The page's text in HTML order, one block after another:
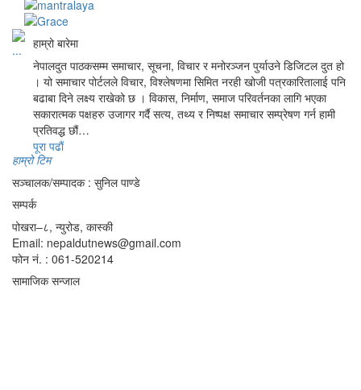
हाम्रो बारेमा
नेपालदुत पाठकसम्म समाचार, सूचना, विचार र मनोरञ्जन पुर्याउने डिजिटल दुत हो
। यो समाचार पोर्टलले विचार, विश्लेषणमा सिमित नरही खोजी पत्रकारितालाई पनि
बढाबा दिने लक्ष्य राखेको छ । विकास, निर्माण, समाज परिवर्तनका लागि भएका
सकारात्मक पक्षहरु उजागर गर्दै सत्य, तथ्य र निष्पक्ष समाचार सम्प्रेषण गर्न हामी
प्रतिवद्ध छौं…
पूरा पढाैं
हाम्रो टिम
सञ्चालक/सम्पादक : सुनिल पाण्डे
सम्पर्क
पोखरा–८, न्युरोड, कास्की
Email: nepaldutnews@gmail.com
फोन नं. : 061-520214
सामाजिक सन्जाल